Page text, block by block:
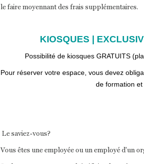
le faire moyennant des frais supplémentaires.
KIOSQUES |
Possibilité de kiosques GRATUITS
Pour réserver votre espace, vous devez
de formation
Le saviez-vous?
Vous êtes une employée ou un employé d'un